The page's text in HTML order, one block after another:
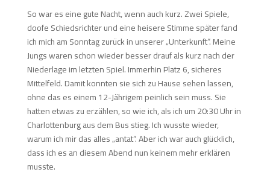
So war es eine gute Nacht, wenn auch kurz. Zwei Spiele,
doofe Schiedsrichter und eine heisere Stimme später fand
ich mich am Sonntag zurück in unserer „Unterkunft“. Meine
Jungs waren schon wieder besser drauf als kurz nach der
Niederlage im letzten Spiel. Immerhin Platz 6, sicheres
Mittelfeld. Damit konnten sie sich zu Hause sehen lassen,
ohne das es einem 12-Jährigem peinlich sein muss. Sie
hatten etwas zu erzählen, so wie ich, als ich um 20:30 Uhr in
Charlottenburg aus dem Bus stieg. Ich wusste wieder,
warum ich mir das alles „antat“. Aber ich war auch glücklich,
dass ich es an diesem Abend nun keinem mehr erklären
musste.